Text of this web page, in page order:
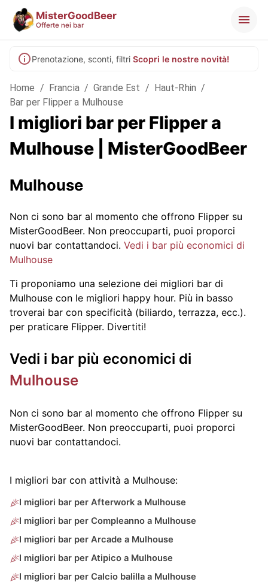
MisterGoodBeer
Offerte nei bar
Prenotazione, sconti, filtri Scopri le nostre novità!
Home / Francia / Grande Est / Haut-Rhin /
Bar per Flipper a Mulhouse
I migliori bar per Flipper a
Mulhouse | MisterGoodBeer
Mulhouse
Non ci sono bar al momento che offrono Flipper su
MisterGoodBeer. Non preoccuparti, puoi proporci
nuovi bar contattandoci. Vedi i bar più economici di
Mulhouse
Ti proponiamo una selezione dei migliori bar di
Mulhouse con le migliori happy hour. Più in basso
troverai bar con specificità (biliardo, terrazza, ecc.).
per praticare Flipper. Divertiti!
Vedi i bar più economici di
Mulhouse
Non ci sono bar al momento che offrono Flipper su
MisterGoodBeer. Non preoccuparti, puoi proporci
nuovi bar contattandoci.
I migliori bar con attività a Mulhouse:
I migliori bar per Afterwork a Mulhouse
I migliori bar per Compleanno a Mulhouse
I migliori bar per Arcade a Mulhouse
I migliori bar per Atipico a Mulhouse
I migliori bar per Calcio balilla a Mulhouse